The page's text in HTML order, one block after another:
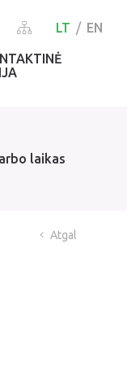
LT EN
laikas
Atgal